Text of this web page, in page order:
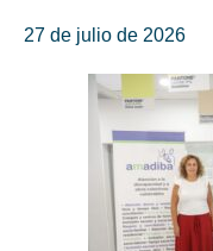
27 de julio de 2026